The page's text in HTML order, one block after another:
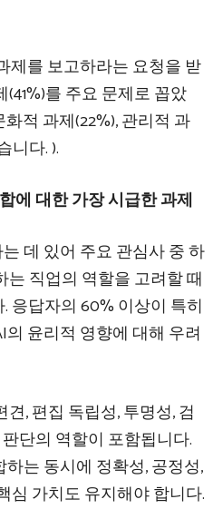
제를 보고하라는 요청을 받
를 주요 문제로 꼽았
적 과제(22%), 관리적 과
니다. ).
에 대한 가장 시급한 과제
데 있어 주요 관심사 중 하
는 직업의 역할을 고려할 때
응답자의 60% 이상이 특히
윤리적 영향에 대해 우려
, 편집 독립성, 투명성, 검
단의 역할이 포함됩니다.
는 동시에 정확성, 공정성,
심 가치도 유지해야 합니다.